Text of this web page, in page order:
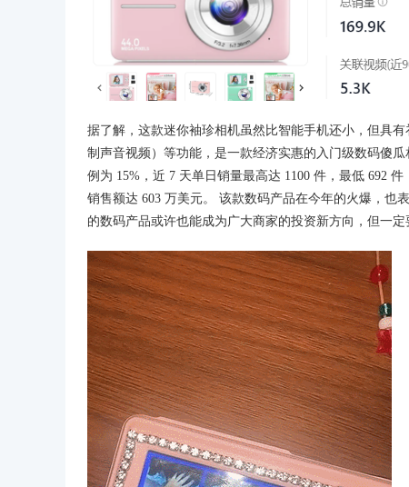
据了解，这款迷你袖珍相机虽然比智能手机还小，但具
制声音视频）等功能，是一款经济实惠的入门级数码傻
例为 15%，近 7 天单日销量最高达 1100 件，最低 692
销售额达 603 万美元。 该款数码产品在今年的火爆，也
的数码产品或许也能成为广大商家的投资新方向，但一定